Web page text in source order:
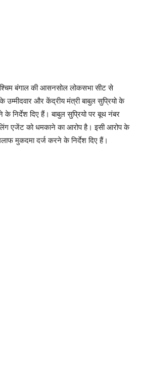
बंगाल की आसनसोल लोकसभा सीट से
के उम्मीदवार और केंद्रीय मंत्री बाबुल सुप्रियो के
दिए हैं। बाबुल सुप्रियो पर बूथ नंबर
एजेंट को धमकाने का आरोप है। इसी आरोप के
मुकदमा दर्ज करने के निर्देश दिए हैं।